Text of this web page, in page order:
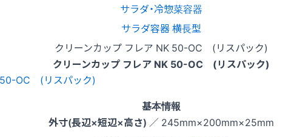
サラダ・冷惣菜容器
サラダ容器 横長型
クリーンカップ フレア NK 50-OC (リスパック)
クリーンカップ フレア NK 50-OC (リスパック)
基本情報
外寸(長辺×短辺×高さ) ／ 245mm×200mm×25mm